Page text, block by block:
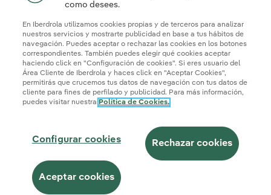
¿Cuál es el precio de compensación de excedentes
© 2026 Iberdrola Clientes S.A.U.
Información legal y Política de cookies
Política de privacidad
Seguridad de la información
Accesibilidad
Transparencia IA
como desees.
En Iberdrola utilizamos cookies propias y de terceros para analizar
nuestros servicios y mostrarte publicidad en base a tus hábitos de
navegación. Puedes aceptar o rechazar las cookies en los botones
correspondientes. También puedes elegir qué cookies aceptar
haciendo click en "Configuración de cookies". Si eres usuario del
Área Cliente de Iberdrola y haces click en "Aceptar Cookies",
permitirás que crucemos tus datos de navegación con tus datos de
cliente para fines de perfilado y publicidad. Para más información,
puedes visitar nuestra Política de Cookies.
Configurar cookies Rechazar cookies
Aceptar cookies